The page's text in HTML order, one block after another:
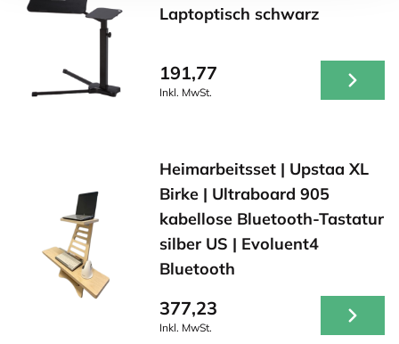
Laptoptisch schwarz
191,77
Inkl. MwSt.
Heimarbeitsset | Upstaa XL
Birke | Ultraboard 905
kabellose Bluetooth-Tastatur
silber US | Evoluent4
Bluetooth
377,23
Inkl. MwSt.